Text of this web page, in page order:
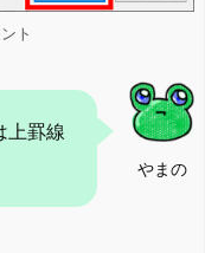
ト
やまの
上罫線